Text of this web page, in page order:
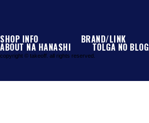
SHOP INFO BRAND/LINK
ABOUT NA HANASHI TOLGA NO BLOG
copyright © takeoff. all rights reserved.